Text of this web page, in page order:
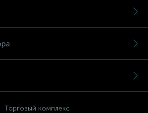
Торговый комплекс